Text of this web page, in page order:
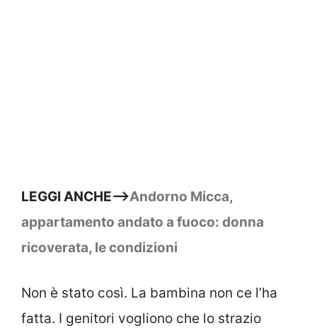
LEGGI ANCHE–>Andorno Micca,
appartamento andato a fuoco: donna
ricoverata, le condizioni
Non è stato così. La bambina non ce l’ha
fatta. I genitori vogliono che lo strazio